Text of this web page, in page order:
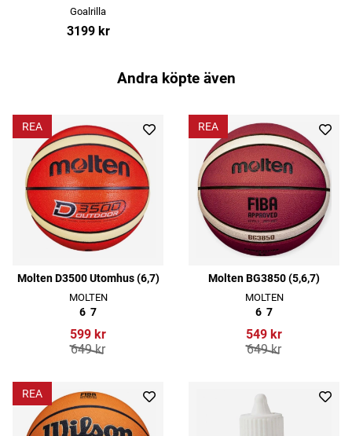
Goalrilla
3199 kr
Andra köpte även
REA
Molten D3500 Utomhus (6,7)
MOLTEN
6 7
599 kr
649 kr
REA
Molten BG3850 (5,6,7)
MOLTEN
6 7
549 kr
649 kr
REA